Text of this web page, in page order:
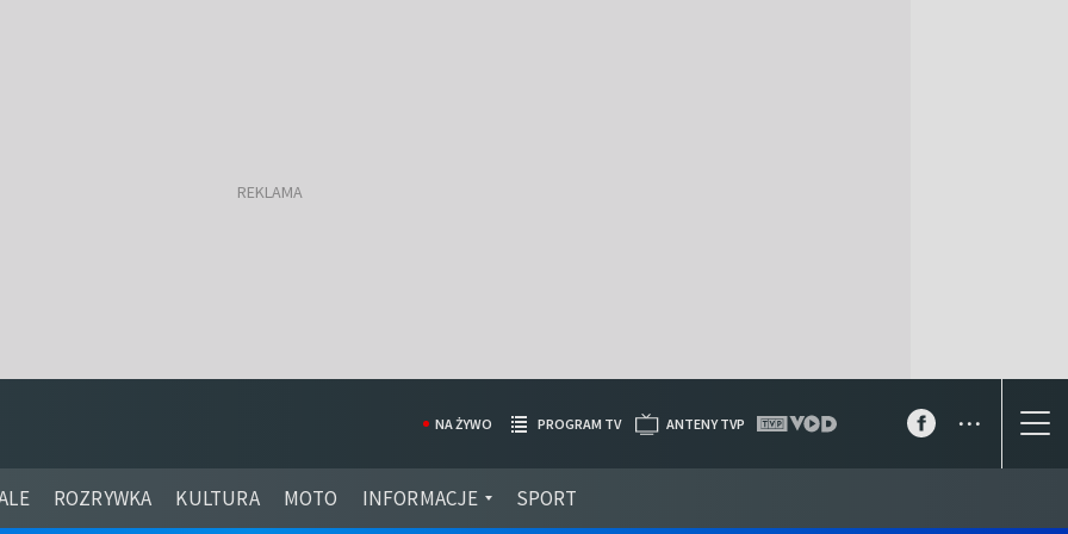
ROZRYWKA KULTURA MOTO INFORMACJE SPORT
NA ŻYWO PROGRAM TV ANTENY TVP ...